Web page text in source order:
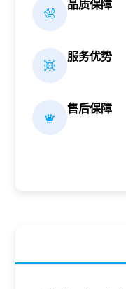
品质保障
服务优势
售后保障